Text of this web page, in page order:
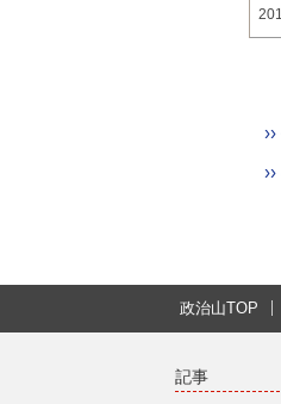
政治山TOP
記事